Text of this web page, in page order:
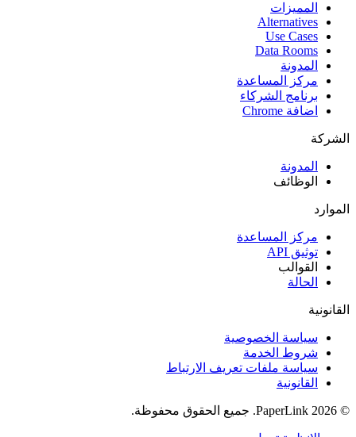
المميزات
Alternatives
Use Cases
Data Rooms
المدونة
مركز المساعدة
برنامج الشركاء
اضافة Chrome
الشركة
المدونة
الوظائف
الموارد
مركز المساعدة
توثيق API
القوالب
الحالة
القانونية
سياسة الخصوصية
شروط الخدمة
سياسة ملفات تعريف الارتباط
القانونية
© 2026 PaperLink. جميع الحقوق محفوظة.